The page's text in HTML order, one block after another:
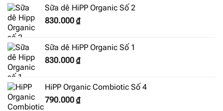
Sữa dê HiPP Organic Số 2
830.000 ₫
Sữa dê HiPP Organic Số 1
830.000 ₫
HiPP Organic Combiotic Số 4
790.000 ₫